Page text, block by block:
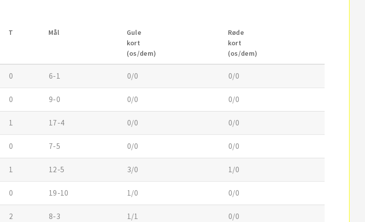
T Mål
Gule
kort
(os/dem)
Røde
kort
(os/dem)
0 6-1 0/0 0/0
0 9-0 0/0 0/0
1 17-4 0/0 0/0
0 7-5 0/0 0/0
1 12-5 3/0 1/0
0 19-10 1/0 0/0
2 8-3 1/1 0/0